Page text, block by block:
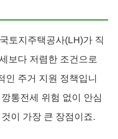
토지주택공사(LH)가 직
보다 저렴한 조건으로
인 주거 지원 정책입니
통전세 위험 없이 안심
이 가장 큰 장점이죠.